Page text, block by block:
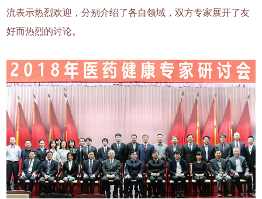
流表示热烈欢迎，分别介绍了各自领域，双方专家展开了友
好而热烈的讨论。